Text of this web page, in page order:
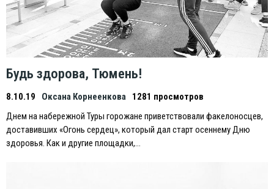
Будь здорова, Тюмень!
8.10.19 Оксана Корнеенкова
1281 просмотров
Днем на набережной Туры горожане приветствовали факелоносцев,
доставивших «Огонь сердец», который дал старт осеннему Дню
здоровья. Как и другие площадки,…